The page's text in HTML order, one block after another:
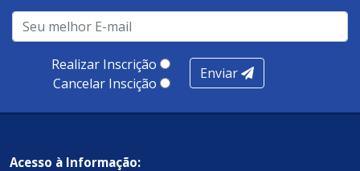
Realizar Inscrição
Cancelar Inscição
Enviar
Acesso à Informação: